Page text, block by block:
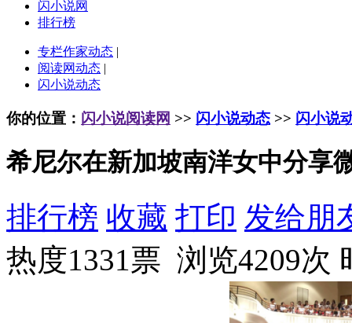
闪小说网
排行榜
专栏作家动态 |
阅读网动态 |
闪小说动态
你的位置： 闪小说阅读网 >> 闪小说动态 >> 闪小说
希尼尔在新加坡南洋女中分享
排行榜 收藏 打印 发给朋
热度1331票 浏览4209次